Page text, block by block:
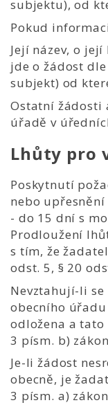
subjektu), od
Pokud
Její název, o
jde o žádost
subjekt) od
Ostatní žádosti
úřadě v
Lhůty pro
Poskytnutí
nebo
- do 15 dní s
Prodloužení
s tím, že
odst. 5, § 20
Nevztahují-li
obecního
odložena a tato
3 písm. b)
Je-li žádost
obecně, je
3 písm. a)